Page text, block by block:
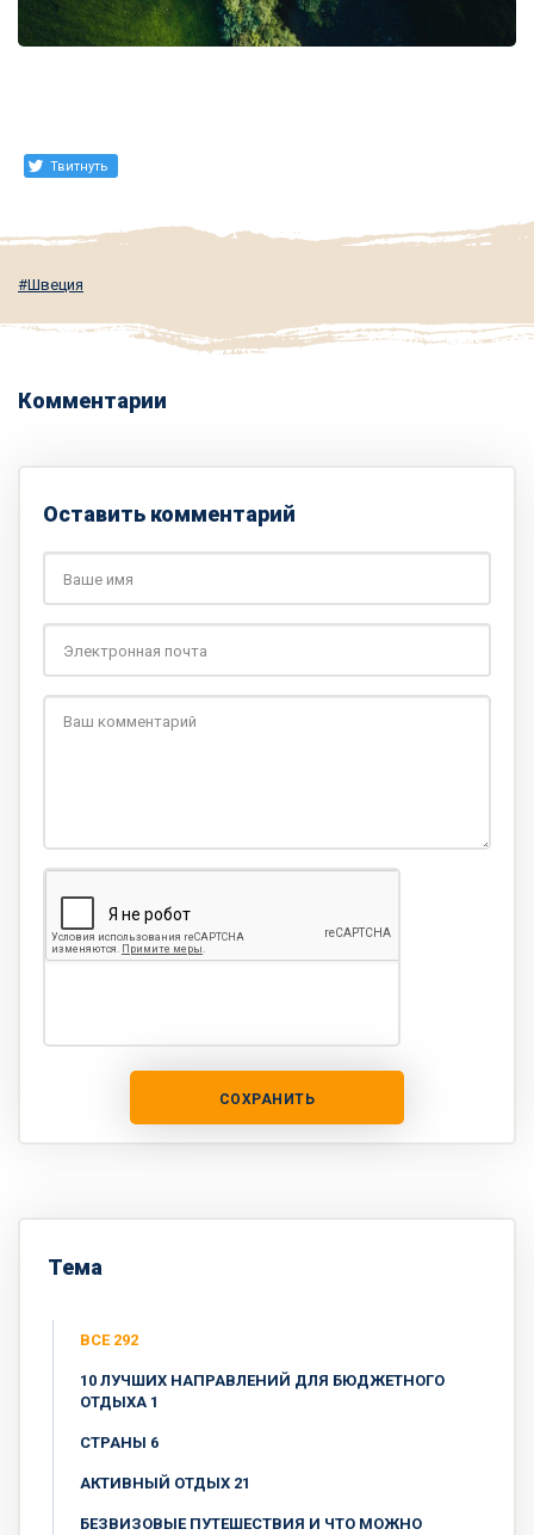
Твитнуть
Швеция
Комментарии
Оставить комментарий
СОХРАНИТЬ
Тема
ВСЕ 292
10 ЛУЧШИХ НАПРАВЛЕНИЙ ДЛЯ БЮДЖЕТНОГО
ОТДЫХА 1
CТРАНЫ 6
АКТИВНЫЙ ОТДЫХ 21
БЕЗВИЗОВЫЕ ПУТЕШЕСТВИЯ И ЧТО МОЖНО